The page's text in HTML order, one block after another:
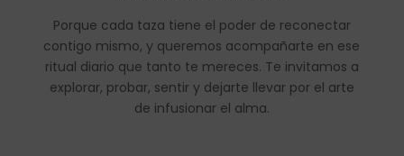
Porque cada taza tiene el poder de reconectar
contigo mismo, y queremos acompañarte en ese
ritual diario que tanto te mereces. Te invitamos a
explorar, probar, sentir y dejarte llevar por el arte
de infusionar el alma.